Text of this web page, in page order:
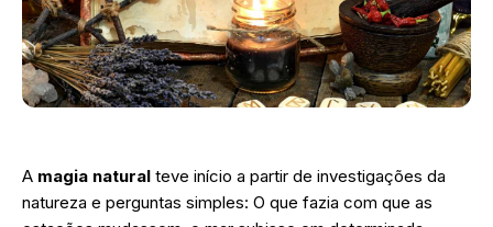
A magia natural teve início a partir de investigações da
natureza e perguntas simples: O que fazia com que as